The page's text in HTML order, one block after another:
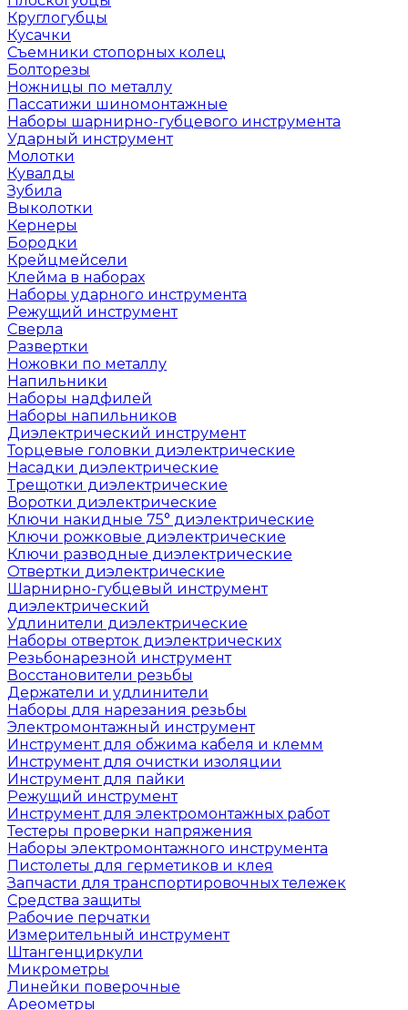
Круглогубцы
Кусачки
Съемники стопорных колец
Болторезы
Ножницы по металлу
Пассатижи шиномонтажные
Наборы шарнирно-губцевого инструмента
Ударный инструмент
Молотки
Кувалды
Зубила
Выколотки
Кернеры
Бородки
Крейцмейсели
Клейма в наборах
Наборы ударного инструмента
Режущий инструмент
Сверла
Развертки
Ножовки по металлу
Напильники
Наборы надфилей
Наборы напильников
Диэлектрический инструмент
Торцевые головки диэлектрические
Насадки диэлектрические
Трещотки диэлектрические
Воротки диэлектрические
Ключи накидные 75° диэлектрические
Ключи рожковые диэлектрические
Ключи разводные диэлектрические
Отвертки диэлектрические
Шарнирно-губцевый инструмент
диэлектрический
Удлинители диэлектрические
Наборы отверток диэлектрических
Резьбонарезной инструмент
Восстановители резьбы
Держатели и удлинители
Наборы для нарезания резьбы
Электромонтажный инструмент
Инструмент для обжима кабеля и клемм
Инструмент для очистки изоляции
Инструмент для пайки
Режущий инструмент
Инструмент для электромонтажных работ
Тестеры проверки напряжения
Наборы электромонтажного инструмента
Пистолеты для герметиков и клея
Запчасти для транспортировочных тележек
Средства защиты
Рабочие перчатки
Измерительный инструмент
Штангенциркули
Микрометры
Линейки поверочные
Ареометры